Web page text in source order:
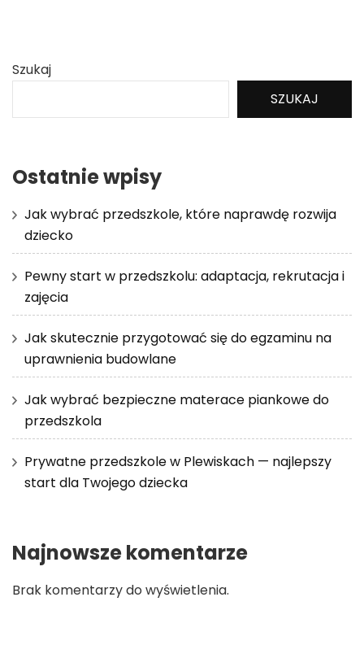
Szukaj
SZUKAJ
Ostatnie wpisy
Jak wybrać przedszkole, które naprawdę rozwija
dziecko
Pewny start w przedszkolu: adaptacja, rekrutacja i
zajęcia
Jak skutecznie przygotować się do egzaminu na
uprawnienia budowlane
Jak wybrać bezpieczne materace piankowe do
przedszkola
Prywatne przedszkole w Plewiskach — najlepszy
start dla Twojego dziecka
Najnowsze komentarze
Brak komentarzy do wyświetlenia.